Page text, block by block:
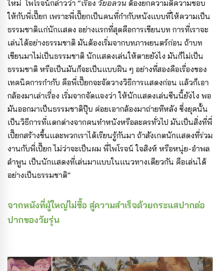
ใหม่ ไพโรจน์กล่าวว่า “เรื่อง วัยอลวน ต้องยกความดีความชอบ
ให้กับพี่เปี๊ยก เพราะพี่เปี๊ยกเป็นคนที่กำกับหนังแบบที่ให้ความเป็น
ธรรมชาติแก่นักแสดง อย่างแรกที่สุดคือการเขียนบท การที่เราจะ
เล่นได้อย่างธรรมชาติ มันต้องเริ่มจากบทภาพยนตร์ก่อน ถ้าบท
เขียนมาไม่เป็นธรรมชาติ นักแสดงเล่นให้ตายยังไง มันก็ไม่เป็น
ธรรมชาติ หรือเป็นมันก็จะเป็นแบบฝืน ๆ อย่างที่สองคือเรื่องของ
เทคนิคการกำกับ คือพี่เปี๊ยกจะจัดวางวิธีการแสดงก่อน แล้วก็เอา
กล้องมาเล่าเรื่อง เริ่มจากจัดแจงว่า ให้นักแสดงเล่นซีนนี้ยังไง พอ
มันออกมาเป็นธรรมชาติปุ๊บ ค่อยเอากล้องมาถ่ายทีหลัง ซึ่งยุคนั้น
เป็นวิธีการที่แตกต่างจากคนทำหนังหรือละครทั่วไป มันเป็นสิ่งที่พี่
เปี๊ยกสร้างขึ้นและพวกเราได้เรียนรู้กันมา ถ้าสังเกตนักแสดงที่ร่วม
งานกับพี่เปี๊ยก ไม่ว่าจะเป็นผม พี่ไพโรจน์ ใจสิงห์ หรือหนุ่ย-อำพล
ลำพูน เป็นนักแสดงที่เล่นมาแบบในแนวทางเดียวกัน คือเล่นได้
อย่างเป็นธรรมชาติ”
จากหนังที่ผู้ใหญ่ไม่ซื้อ สู่ความสำเร็จด้วยกระแสปากต่อ
ปากของวัยรุ่น